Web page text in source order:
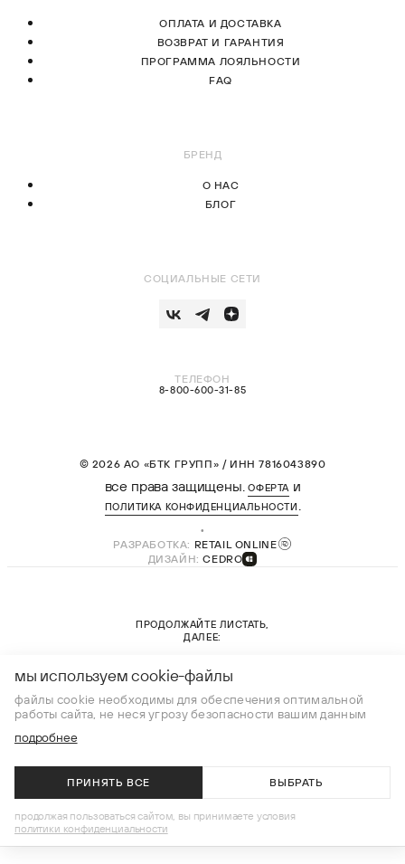
В КОРЗИНУ
СОЦИАЛЬНЫЕ СЕТИ
ТЕЛЕФОН
8-800-600-31-85
ОПЛАТА И ДОСТАВКА
ВОЗВРАТ И ГАРАНТИЯ
ПРОГРАММА ЛОЯЛЬНОСТИ
FAQ
БРЕНД
О НАС
БЛОГ
© 2026 АО «БТК ГРУПП» / ИНН 7816043890
все права защищены.ОФЕРТАи
ПОЛИТИКА КОНФИДЕНЦИАЛЬНОСТИ .
РАЗРАБОТКА: RETAIL ONLINE
ДИЗАЙН:CEDRO
ПРОДОЛЖАЙТЕ ЛИСТАТЬ,
ДАЛЕЕ:
новая коллекция
мы используем cookie-файлы
файлы cookie необходимы для обеспечения оптимальной
работы сайта, не неся угрозу безопасности вашим данным
подробнее
ПРИНЯТЬ ВСЕ ВЫБРАТЬ
продолжая пользоваться сайтом, вы принимаете условия
политики конфиденциальности